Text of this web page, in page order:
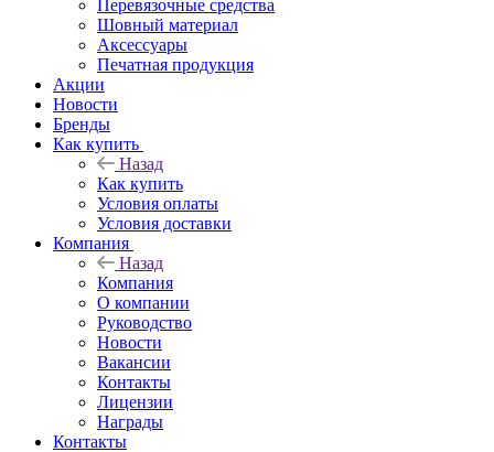
Перевязочные средства
Шовный материал
Аксессуары
Печатная продукция
Акции
Новости
Бренды
Как купить
Назад
Как купить
Условия оплаты
Условия доставки
Компания
Назад
Компания
О компании
Руководство
Новости
Вакансии
Контакты
Лицензии
Награды
Контакты